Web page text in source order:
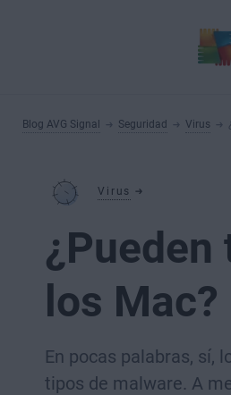
Blog AVG Signal Seguridad Virus
Virus
los Mac?
En pocas palabras, sí,
tipos de malware. A